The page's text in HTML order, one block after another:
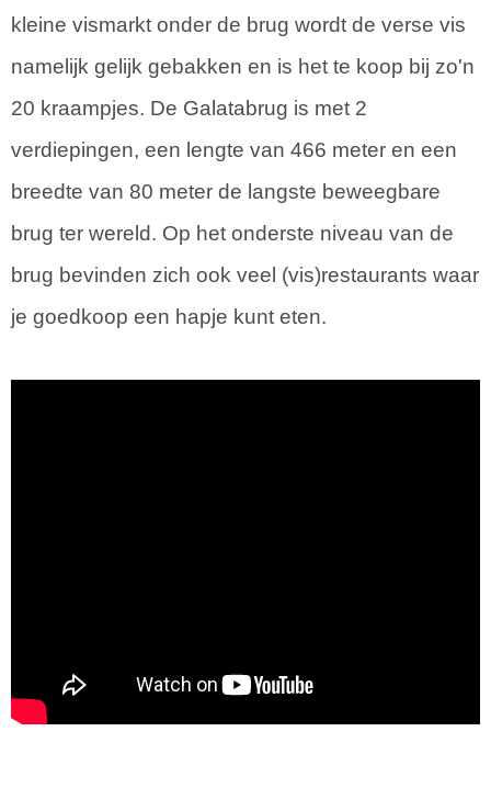
kleine vismarkt onder de brug wordt de verse vis
namelijk gelijk gebakken en is het te koop bij zo'n
20 kraampjes. De Galatabrug is met 2
verdiepingen, een lengte van 466 meter en een
breedte van 80 meter de langste beweegbare
brug ter wereld. Op het onderste niveau van de
brug bevinden zich ook veel (vis)restaurants waar
je goedkoop een hapje kunt eten.